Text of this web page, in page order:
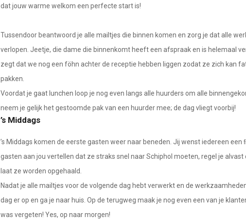
dat jouw warme welkom een perfecte start is!
Tussendoor beantwoord je alle mailtjes die binnen komen en zorg je dat alle
verlopen. Jeetje, die dame die binnenkomt heeft een afspraak en is helemaal
zegt dat we nog een föhn achter de receptie hebben liggen zodat ze zich kan
pakken.
Voordat je gaat lunchen loop je nog even langs alle huurders om alle
neem je gelijk het gestoomde pak van een huurder mee; de dag vliegt voorbij!
’s Middags
’s Middags komen de eerste gasten weer naar beneden. Jij wenst iedereen een ﬁ
gasten aan jou vertellen dat ze straks snel naar Schiphol moeten, regel je
laat ze worden opgehaald.
Nadat je alle mailtjes voor de volgende dag hebt verwerkt en de
dag er op en ga je naar huis. Op de terugweg maak je nog even een van je
was vergeten! Yes, op naar morgen!